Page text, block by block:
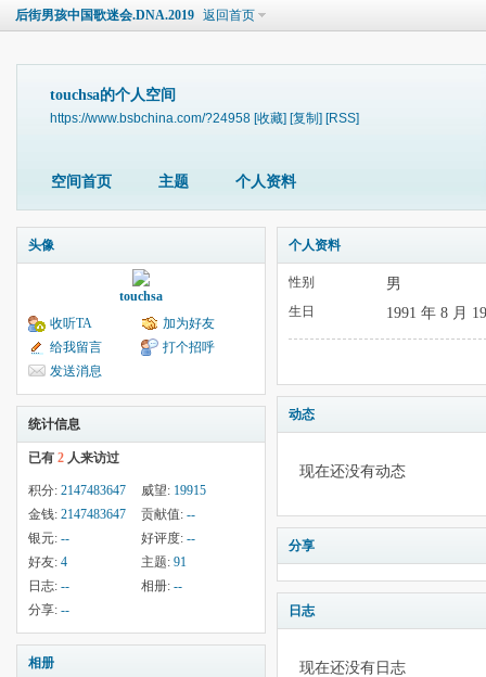
后街男孩中国歌迷会.DNA.2019 返回首页
touchsa的个人空间
https://www.bsbchina.com/?24958 [收藏] [复制] [RSS]
空间首页 主题 个人资料
头像
touchsa
收听TA
加为好友
给我留言
打个招呼
发送消息
统计信息
已有 2 人来访过
积分: 2147483647 威望: 19915
金钱: 2147483647 贡献值: --
银元: -- 好评度: --
好友: 4 主题: 91
日志: -- 相册: --
分享: --
相册
个人资料
性别 男
生日 1991 年 8 月
动态
现在还没有动态
分享
日志
现在还没有日志